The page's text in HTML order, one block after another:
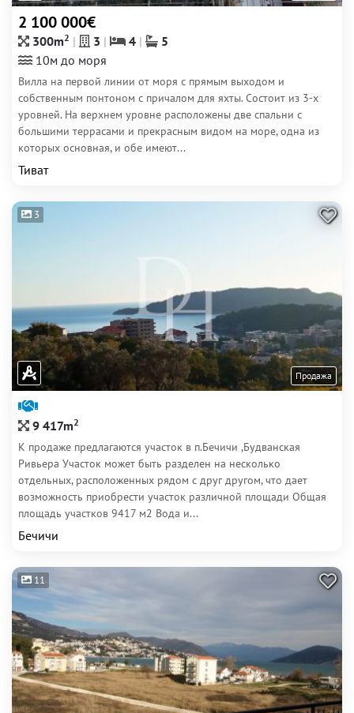
2 100 000€
300m2 3 4
5
10м до моря
Вилла на первой линии от моря с прямым выходом и
собственным понтоном с причалом для яхты. Состоит из 3-х
уровней. На верхнем уровне расположены две спальни с
большими террасами и прекрасным видом на море, одна из
которых основная, и обе имеют...
Тиват
3
Продажа
9 417m2
К продаже предлагаются участок в п.Бечичи ,Будванская
Ривьера Участок может быть разделен на несколько
отдельных, расположенных рядом с друг другом, что дает
возможность приобрести участок различной площади Общая
площадь участков 9417 м2 Вода и...
Бечичи
11